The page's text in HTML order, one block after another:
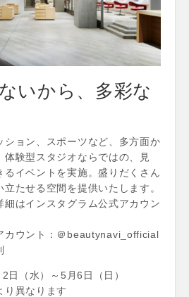
いから、多彩な
ション、スポーツなど、多方面か
体験型スタジオならではの、見
るイベントを実施。盛りだくさん
たせる空間を提供いたします。
細はインスタグラム公式アカウン
カウント：＠beautynavi_official
日（水）～5月6日（日）
異なります